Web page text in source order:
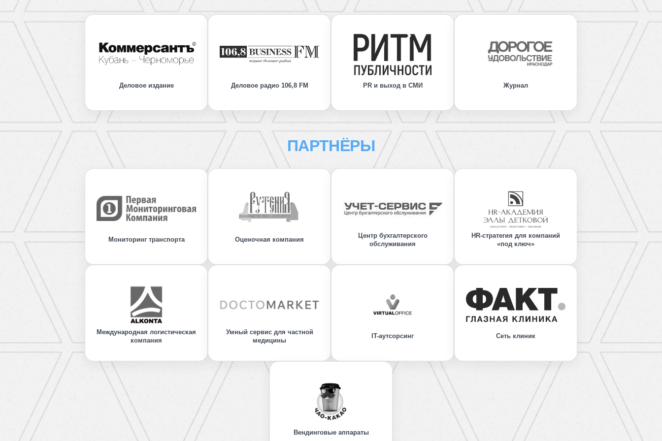
Деловое издание Деловое радио 106,8 FM PR и выход в СМИ Журнал
ПАРТНЁРЫ
Мониторинг транспорта Оценочная компания
Центр бухгалтерского
обслуживания
HR-стратегия для компаний
«под ключ»
Международная логистическая
компания
Умный сервис для частной
медицины
IT-аутсорсинг Сеть клиник
Вендинговые аппараты